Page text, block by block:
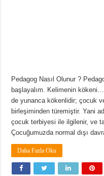
Pedagog Nasıl Olunur ?
başlayalım. Kelimenin
de yunanca kökenlidir; çocuk
birleşiminden türemiştir. Yani
çocuk terbiyesi ile ilgilenir, ve
Çocuğumuzda normal dışı
Daha Fazla Oku